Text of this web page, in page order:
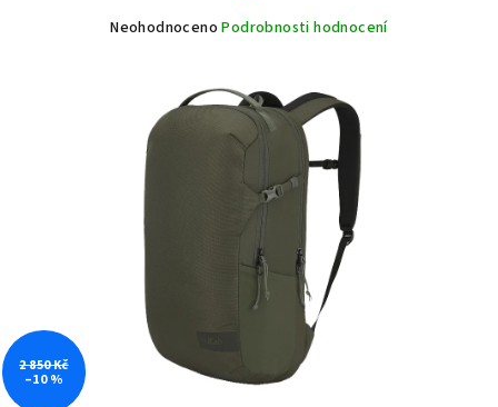
Průměrné
hvězdiček.
Neohodnoceno Podrobnosti hodnocení
2 850 Kč
–10 %